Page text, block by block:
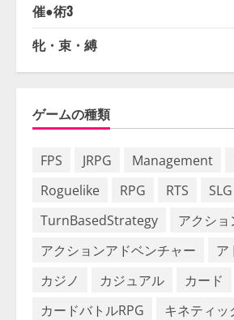
催●術3
牝・束・縛
ゲームの種類
FPS JRPG Management
Roguelike
RPG RTS SLG
TurnBasedStrategy
アクショ
アクションアドベンチャー
ア
カジノ
カジュアル
カード
カードバトルRPG
キネティッ